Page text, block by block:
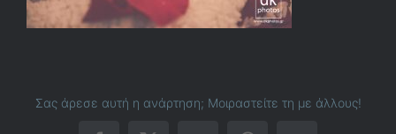
Σας άρεσε αυτή η ανάρτηση; Μοιραστείτε τη με άλλους!